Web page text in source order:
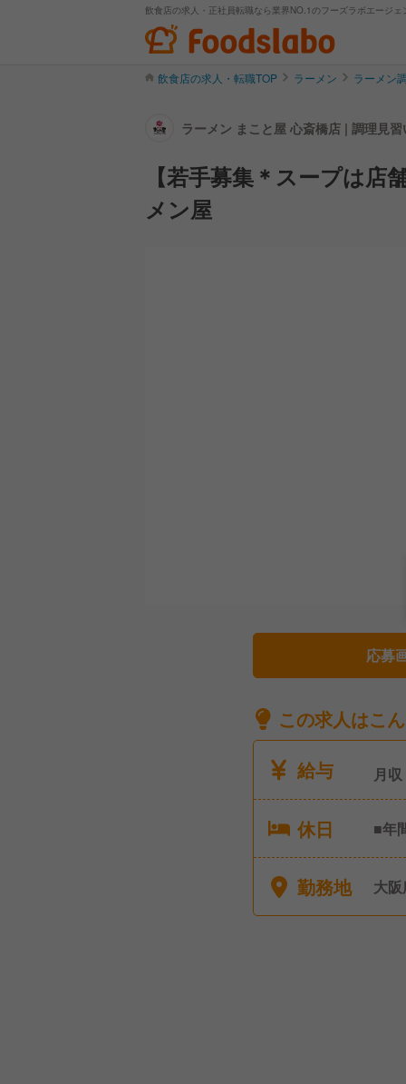
飲食店の求人・正社員転職なら業界NO.1のフーズラボエージェ
飲食店の求人・転職TOP ラーメン ラーメン
ラーメン まこと屋 心斎橋店 | 調理見
【若手募集＊スープは店
メン屋
応募
この求人はこ
給与
月収
休日
■年
勤務地 大